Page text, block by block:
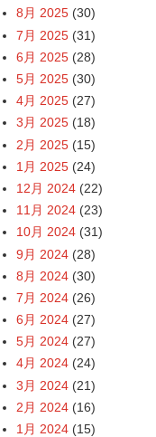
8月 2025 (30)
7月 2025 (31)
6月 2025 (28)
5月 2025 (30)
4月 2025 (27)
3月 2025 (18)
2月 2025 (15)
1月 2025 (24)
12月 2024 (22)
11月 2024 (23)
10月 2024 (31)
9月 2024 (28)
8月 2024 (30)
7月 2024 (26)
6月 2024 (27)
5月 2024 (27)
4月 2024 (24)
3月 2024 (21)
2月 2024 (16)
1月 2024 (15)